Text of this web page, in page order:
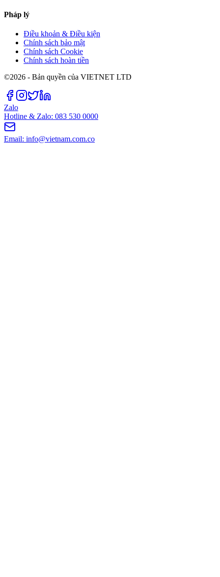
Pháp lý
Điều khoản & Điều kiện
Chính sách bảo mật
Chính sách Cookie
Chính sách hoàn tiền
©2026 - Bản quyền của VIETNET LTD
Zalo
Hotline & Zalo: 083 530 0000
Email: info@vietnam.com.co